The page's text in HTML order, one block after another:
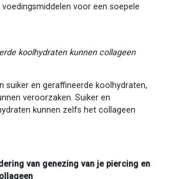
voor een soepele
koolhydraten kunnen collageen
suiker en geraffineerde koolhydraten,
veroorzaken. Suiker en
kunnen zelfs het collageen
van genezing van je piercing en